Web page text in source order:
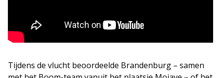
Tijdens de vlucht beoordeelde Brandenburg – samen